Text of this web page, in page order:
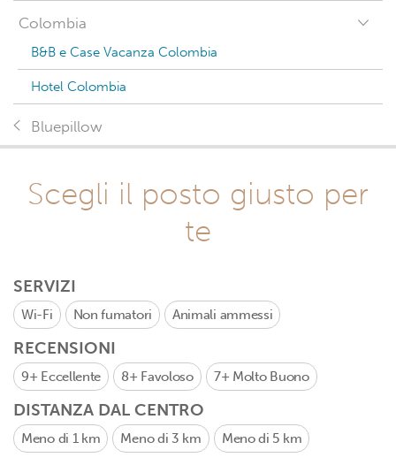
Colombia
B&B e Case Vacanza Colombia
Hotel Colombia
Bluepillow
Scegli il posto giusto per
te
SERVIZI
Wi-Fi Non fumatori Animali ammessi
RECENSIONI
9+ Eccellente 8+ Favoloso 7+ Molto Buono
DISTANZA DAL CENTRO
Meno di 1 km Meno di 3 km Meno di 5 km